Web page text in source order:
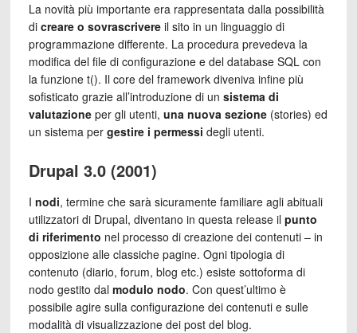
La novità più importante era rappresentata dalla possibilità
di creare o sovrascrivereil sito in un linguaggio di
programmazione differente. La procedura prevedeva la
modifica del file di configurazione e del database SQL con
la funzione t(). Il core del framework diveniva infine più
sofisticato grazie all’introduzione di un sistema di
valutazioneper gli utenti, una nuova sezione(stories) ed
un sistema per gestire i permessi degli utenti.
Drupal 3.0 (2001)
I nodi, termine che sarà sicuramente familiare agli abituali
utilizzatori di Drupal, diventano in questa release il punto
di riferimento nel processo di creazione dei contenuti – in
opposizione alle classiche pagine. Ogni tipologia di
contenuto (diario, forum, blog etc.) esiste sottoforma di
nodo gestito dal modulo nodo. Con quest’ultimo è
possibile agire sulla configurazione dei contenuti e sulle
modalità di visualizzazione dei post del blog.